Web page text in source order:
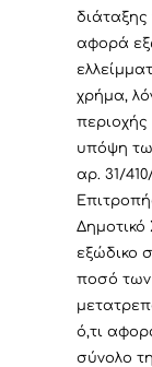
διάταξης
αφορά
χρήμα,
υπόψη
αρ. 31/
Δημοτικό
εξώδικο
ποσό των
ό,τι
σύνολο